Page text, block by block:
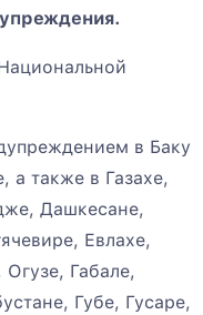
в Баку
а также в Газахе,
Дашкесане,
Евлахе,
Габале,
Губе, Гусаре,